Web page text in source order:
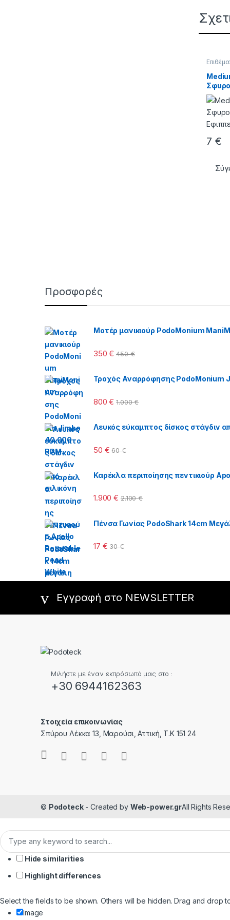
7 €
Προσφορές
Μοτέρ μανικιούρ PodoMonium
350€ 450€
Τροχός Αναρρόφησης PodoMonium
800€ 1.000€
Λευκός εύκαμπτος δίσκος στάγδιν
50 € 60€
Καρέκλα περιποίησης πεντικιούρ
1.900€ 2.100€
Πένσα Γωνίας PodoShark 14cm
17 € 30€
Εγγραφή στο NEWSLETTER
Μιλήστε με έναν εκπρόσωπό μας στο :
+30 6944162363
Στοιχεία επικοινωνίας
Σπύρου Λέκκα 13, Μαρούσι, Αττική, Τ.Κ 151 24
© Podoteck- Created by Web-power.grAll Rights
Hide similarities
Highlight differences
Select the fields to be shown. Others will be hidden. Drag and drop
Image